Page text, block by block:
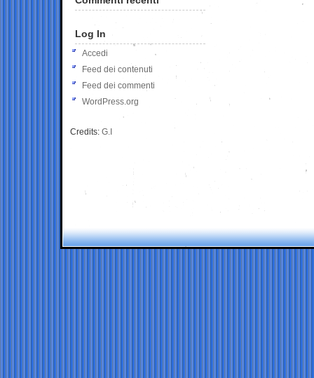
Log In
Accedi
Feed dei contenuti
Feed dei commenti
WordPress.org
Credits: G.I